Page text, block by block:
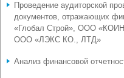
Проведение аудиторской
документов, отражающих
«Глобал Строй», ООО
ООО «ЛЭКС КО., ЛТД»
Анализ финансовой